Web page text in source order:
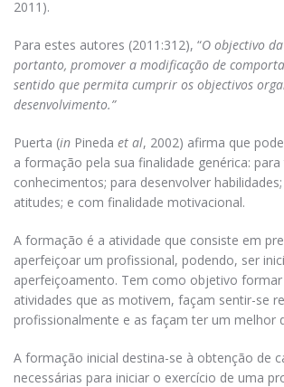
2011).
Para estes autores (2011:312), “O objectivo
portanto, promover a modificação de
sentido que permita cumprir os objectivos
desenvolvimento.”
Puerta (in Pineda et al, 2002) afirma que
a formação pela sua finalidade genérica:
conhecimentos; para desenvolver
atitudes; e com finalidade motivacional.
A formação é a atividade que consiste em
aperfeiçoar um profissional, podendo, ser
aperfeiçoamento. Tem como objetivo
atividades que as motivem, façam sentir-se
profissionalmente e as façam ter um melhor
A formação inicial destina-se à obtenção de
necessárias para iniciar o exercício de uma